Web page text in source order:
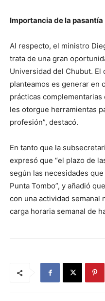
Importancia de la pasantía
Al respecto, el ministro
trata de una gran
Universidad del Chubut.
planteamos es generar en
prácticas
les otorgue herramientas
profesión”, destacó.
En tanto que la
expresó que “el plazo de
según las necesidades
Punta Tombo”, y añadió
con una actividad semanal
carga horaria semanal de